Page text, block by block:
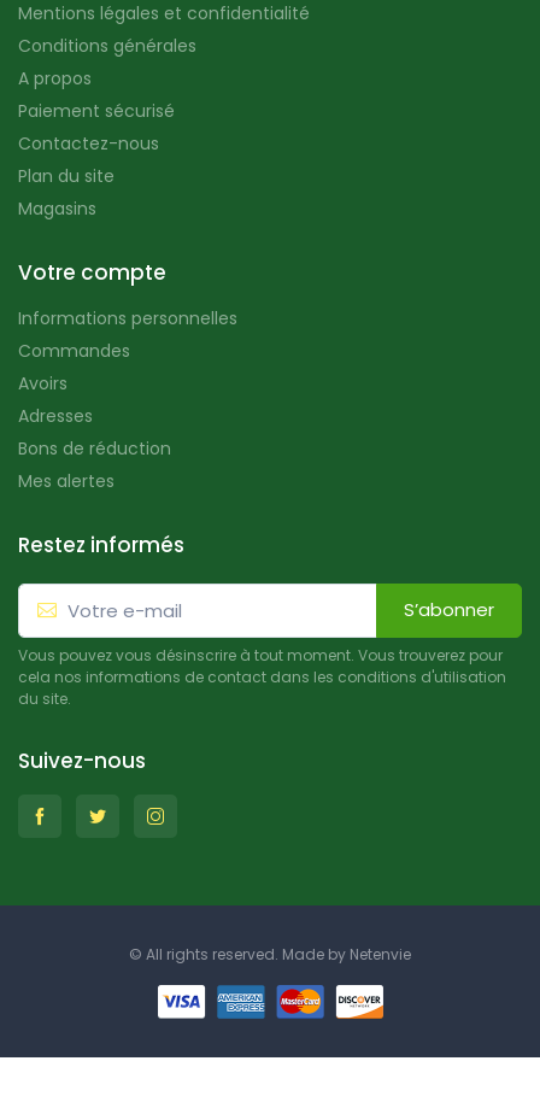
Mentions légales et confidentialité
Conditions générales
A propos
Paiement sécurisé
Contactez-nous
Plan du site
Magasins
Votre compte
Informations personnelles
Commandes
Avoirs
Adresses
Bons de réduction
Mes alertes
Restez informés
S’abonner
Vous pouvez vous désinscrire à tout moment. Vous trouverez pour
cela nos informations de contact dans les conditions d'utilisation
du site.
Suivez-nous
© All rights reserved. Made by Netenvie